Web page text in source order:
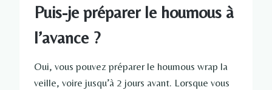
Puis-je préparer le houmous à
l’avance ?
Oui, vous pouvez préparer le houmous wrap la
veille, voire jusqu’à 2 jours avant. Lorsque vous